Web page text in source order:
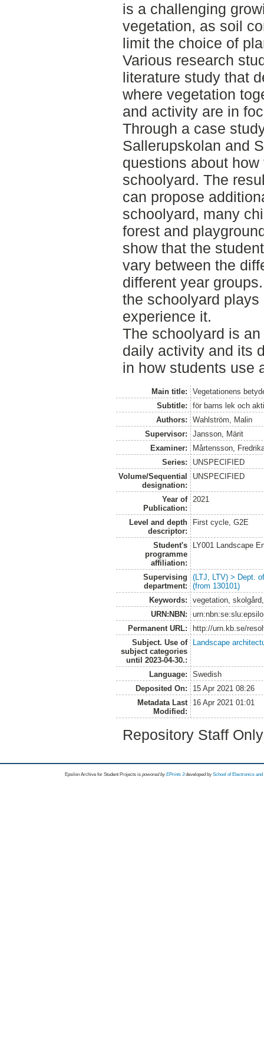
is a challenging
vegetation, as soil
limit the choice of
Various research
literature study that
where vegetation
and activity are in
Through a case
Sallerupskolan and
questions about
schoolyard. The
can propose
schoolyard, many
forest and
show that the
vary between the
different year
the schoolyard
experience it.
The schoolyard is
daily activity and its
in how students use
Main title:
Vegetationens
Subtitle:
för barns lek och
Authors:
Wahlström, Malin
Supervisor:
Jansson, Märit
Examiner:
Mårtensson,
Series:
UNSPECIFIED
Volume/Sequential
designation:
UNSPECIFIED
Year of
Publication:
2021
Level and depth
descriptor:
First cycle, G2E
Student's
programme
affiliation:
LY001 Landscape
Supervising
department:
(LTJ, LTV) > Dept.
(from 130101)
Keywords:
vegetation,
URN:NBN:
Permanent URL:
http://urn.kb.se/
Subject. Use of
subject categories
until 2023-04-30.:
Landscape
Language:
Swedish
Deposited On:
15 Apr 2021 08:26
Metadata Last
Modified:
16 Apr 2021 01:01
Repository Staff
Epsilon Archive for Student Projects is powored byEPrints 3 developed by School of Electronics